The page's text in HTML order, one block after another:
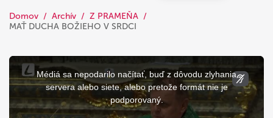
Domov Archív
Z PRAMEŇA
MAŤ DUCHA BOŽIEHO V SRDCI
This
modal
window.
Médiá sa nepodarilo načítať, buď z dôvodu zlyhania
servera alebo siete, alebo pretože formát nie je
podporovaný.